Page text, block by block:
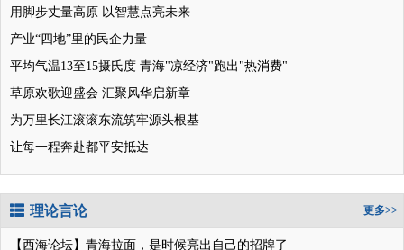
用脚步丈量高原 以智慧点亮未来
产业“四地”里的民企力量
平均气温13至15摄氏度 青海"凉经济"跑出"热消费"
草原欢歌迎盛会 汇聚风华启新章
为万里长江滚滚东流筑牢源头根基
让每一程奔赴都平安抵达
理论言论 更多>>
【西海论坛】青海拉面，是时候亮出自己的招牌了